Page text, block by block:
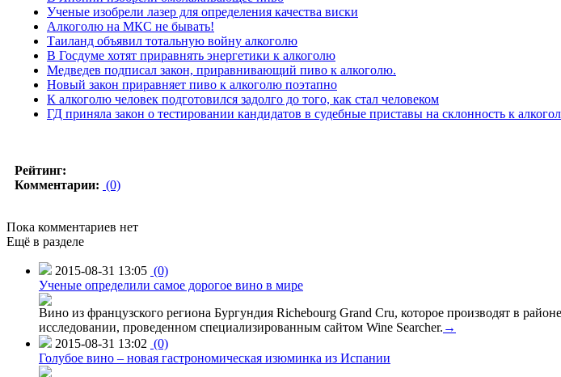
Ученые изобрели лазер для определения качества виски
Алкоголю на МКС не бывать!
Таиланд объявил тотальную войну алкоголю
В Госдуме хотят приравнять энергетики к алкоголю
Медведев подписал закон, приравнивающий пиво к алкоголю.
Новый закон приравняет пиво к алкоголю поэтапно
К алкоголю человек подготовился задолго до того, как стал человеком
ГД приняла закон о тестировании кандидатов в судебные приставы на склонность к
Рейтинг:
Комментарии: (0)
Пока комментариев нет
Ещё в разделе
2015-08-31 13:05 (0)
Ученые определили самое дорогое вино в мире
Вино из французского региона Бургундия Richebourg Grand Cru, которое производят в
исследовании, проведенном специализированным сайтом Wine Searcher. →
2015-08-31 13:02 (0)
Голубое вино – новая гастрономическая изюминка из Испании